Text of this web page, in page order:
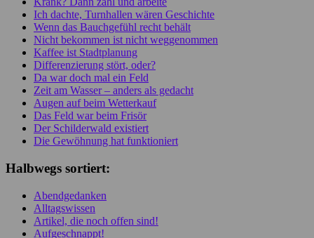
Ich dachte, Turnhallen wären Geschichte
Wenn das Bauchgefühl recht behält
Nicht bekommen ist nicht weggenommen
Kaffee ist Stadtplanung
Differenzierung stört, oder?
Da war doch mal ein Feld
Zeit am Wasser – anders als gedacht
Augen auf beim Wetterkauf
Das Feld war beim Frisör
Der Schilderwald existiert
Die Gewöhnung hat funktioniert
Halbwegs sortiert:
Abendgedanken
Alltagswissen
Artikel, die noch offen sind!
Aufgeschnappt!